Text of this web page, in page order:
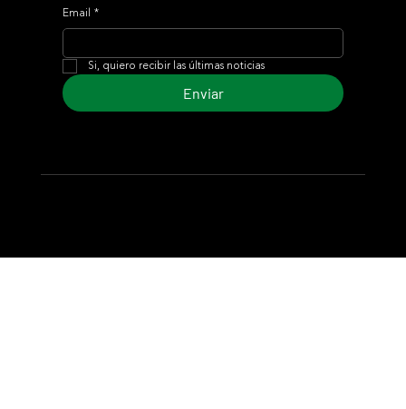
Email *
Si, quiero recibir las últimas noticias
Enviar